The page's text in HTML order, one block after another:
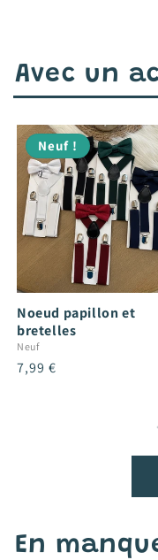
Avec un
Neuf !
Noeud papillon et
bretelles
Neuf
Prix
7,99 €
En